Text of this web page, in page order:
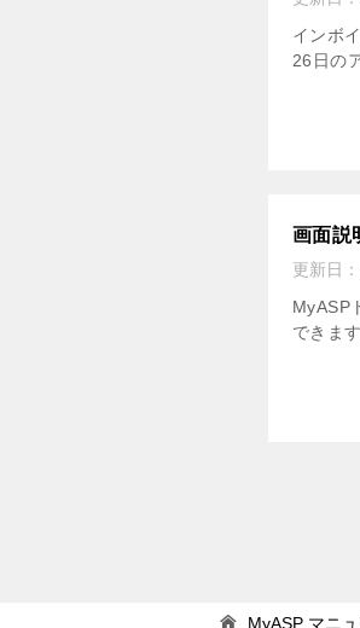
インボ
26日の
画面説
更新日：
MyASP
できま
MyASP マニ